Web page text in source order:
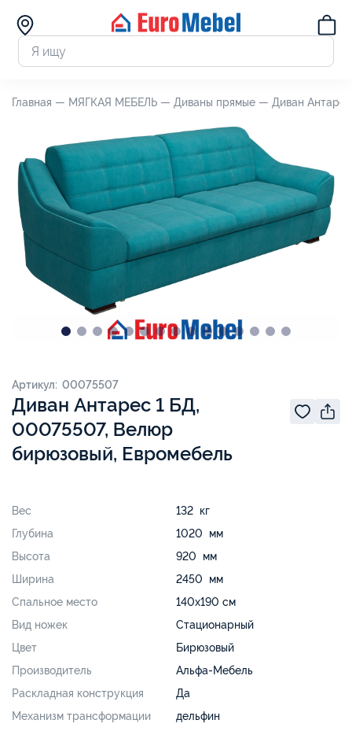
Главная — МЯГКАЯ МЕБЕЛЬ — Диваны прямые — Диван
Диван Антарес 1 БД,
00075507, Велюр
бирюзовый, Евромебель
Артикул: 00075507
Вес
132 кг
Глубина
1020 мм
Высота
920 мм
Ширина
2450 мм
Спальное место
140х190 см
Вид ножек
Стационарный
Цвет
Бирюзовый
Производитель
Альфа-Мебель
Раскладная конструкция
Да
Механизм трансформации
дельфин